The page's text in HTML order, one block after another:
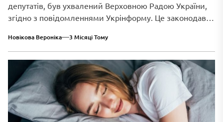
депутатів, був ухвалений Верховною Радою України,
згідно з повідомленнями Укрінформу. Це законодавче
Новікова Вероніка 3 Місяці Тому